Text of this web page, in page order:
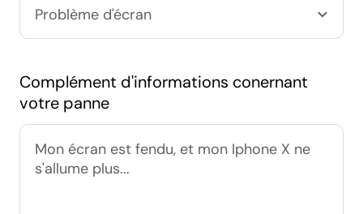
Complément d'informations conernant
votre panne